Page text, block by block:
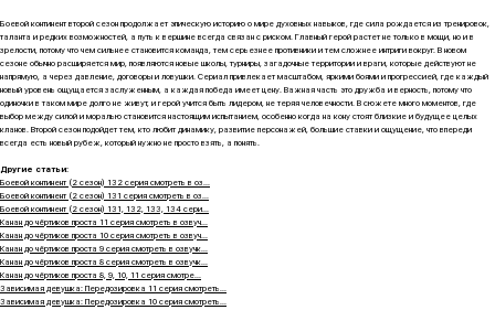
Боевой континент второй сезон продолжает эпическую историю о мире духовных навыков, где сила рождается из тренировок,
таланта и редких возможностей, а путь к вершине всегда связан с риском. Главный герой растет не только в мощи, но и в
зрелости, потому что чем сильнее становится команда, тем серьезнее противники и тем сложнее интриги вокруг. В новом
сезоне обычно расширяется мир, появляются новые школы, турниры, загадочные территории и враги, которые действуют не
напрямую, а через давление, договоры и ловушки. Сериал привлекает масштабом, яркими боями и прогрессией, где каждый
новый уровень ощущается заслуженным, а каждая победа имеет цену. Важная часть это дружба и верность, потому что
одиночки в таком мире долго не живут, и герой учится быть лидером, не теряя человечности. В сюжете много моментов, где
выбор между силой и моралью становится настоящим испытанием, особенно когда на кону стоят близкие и будущее целых
кланов. Второй сезон подойдет тем, кто любит динамику, развитие персонажей, большие ставки и ощущение, что впереди
всегда есть новый рубеж, который нужно не просто взять, а понять.
Другие статьи:
Боевой континент (2 сезон) 132 серия смотреть в оз...
Боевой континент (2 сезон) 131 серия смотреть в оз...
Боевой континент (2 сезон) 131, 132, 133, 134 сери...
Канан до чёртиков проста 11 серия смотреть в озвуч...
Канан до чёртиков проста 10 серия смотреть в озвуч...
Канан до чёртиков проста 9 серия смотреть в озвучк...
Канан до чёртиков проста 8 серия смотреть в озвучк...
Канан до чёртиков проста 8, 9, 10, 11 серия смотре...
Зависимая девушка: Передозировка 11 серия смотреть...
Зависимая девушка: Передозировка 10 серия смотреть...